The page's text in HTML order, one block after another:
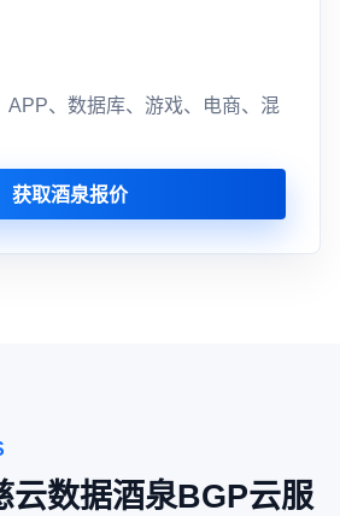
APP、数据库、游戏、电商、混
获取酒泉报价
云数据酒泉BGP云服